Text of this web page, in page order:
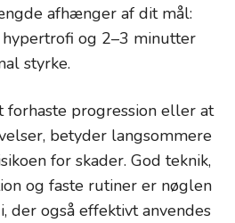
afhænger af dit mål:
og 2–3 minutter
styrke.
forhaste progression eller at
betyder langsommere
for skader. God teknik,
og faste rutiner er nøglen
der også effektivt anvendes